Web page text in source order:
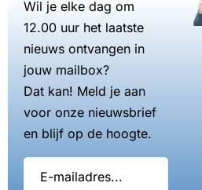
Wil je elke dag om
12.00 uur het laatste
nieuws ontvangen in
jouw mailbox?
Dat kan! Meld je aan
voor onze nieuwsbrief
en blijf op de hoogte.